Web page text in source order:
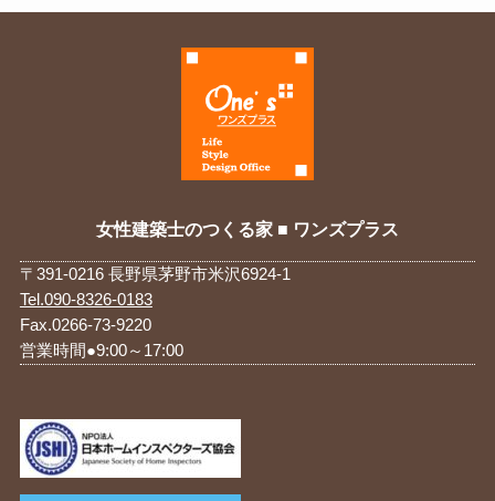
女性建築士のつくる家 ■ ワンズプラス
〒391-0216 長野県茅野市米沢6924-1
Tel.090-8326-0183
Fax.0266-73-9220
営業時間●9:00～17:00